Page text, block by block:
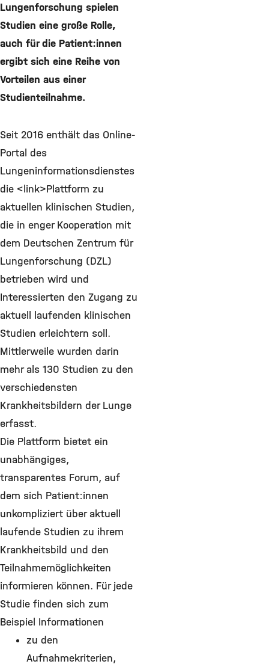
Lungenforschung spielen
Studien eine große Rolle,
auch für die Patient:innen
ergibt sich eine Reihe von
Vorteilen aus einer
Studienteilnahme.
Seit 2016 enthält das Online-
Portal des
Lungeninformationsdienstes
die <link>Plattform zu
aktuellen klinischen Studien,
die in enger Kooperation mit
dem Deutschen Zentrum für
Lungenforschung (DZL)
betrieben wird und
Interessierten den Zugang zu
aktuell laufenden klinischen
Studien erleichtern soll.
Mittlerweile wurden darin
mehr als 130 Studien zu den
verschiedensten
Krankheitsbildern der Lunge
erfasst.
Die Plattform bietet ein
unabhängiges,
transparentes Forum, auf
dem sich Patient:innen
unkompliziert über aktuell
laufende Studien zu ihrem
Krankheitsbild und den
Teilnahmemöglichkeiten
informieren können. Für jede
Studie finden sich zum
Beispiel Informationen
zu den
Aufnahmekriterien,